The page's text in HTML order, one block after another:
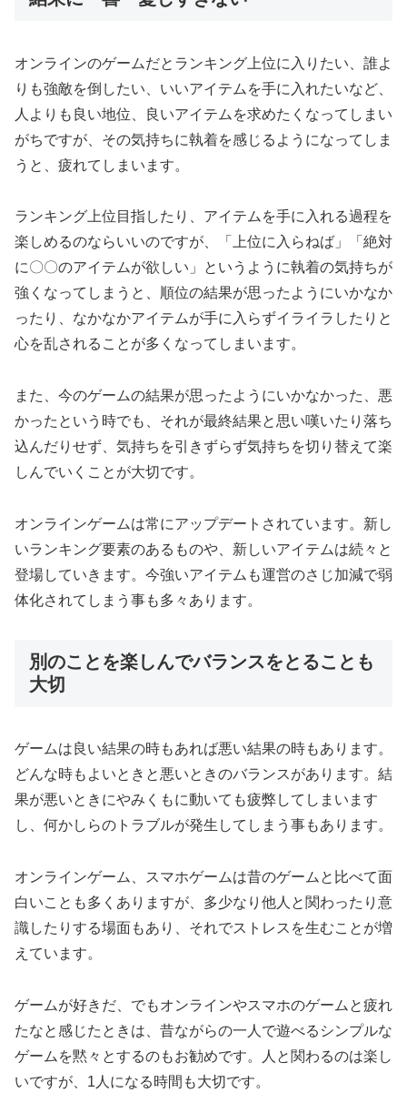
オンラインのゲームだとランキング上位に入りたい、誰よ
りも強敵を倒したい、いいアイテムを手に入れたいなど、
人よりも良い地位、良いアイテムを求めたくなってしまい
がちですが、その気持ちに執着を感じるようになってしま
うと、疲れてしまいます。
ランキング上位目指したり、アイテムを手に入れる過程を
楽しめるのならいいのですが、「上位に入らねば」「絶対
に〇〇のアイテムが欲しい」というように執着の気持ちが
強くなってしまうと、順位の結果が思ったようにいかなか
ったり、なかなかアイテムが手に入らずイライラしたりと
心を乱されることが多くなってしまいます。
また、今のゲームの結果が思ったようにいかなかった、悪
かったという時でも、それが最終結果と思い嘆いたり落ち
込んだりせず、気持ちを引きずらず気持ちを切り替えて楽
しんでいくことが大切です。
オンラインゲームは常にアップデートされています。新し
いランキング要素のあるものや、新しいアイテムは続々と
登場していきます。今強いアイテムも運営のさじ加減で弱
体化されてしまう事も多々あります。
別のことを楽しんでバランスをとることも
大切
ゲームは良い結果の時もあれば悪い結果の時もあります。
どんな時もよいときと悪いときのバランスがあります。結
果が悪いときにやみくもに動いても疲弊してしまいます
し、何かしらのトラブルが発生してしまう事もあります。
オンラインゲーム、スマホゲームは昔のゲームと比べて面
白いことも多くありますが、多少なり他人と関わったり意
識したりする場面もあり、それでストレスを生むことが増
えています。
ゲームが好きだ、でもオンラインやスマホのゲームと疲れ
たなと感じたときは、昔ながらの一人で遊べるシンプルな
ゲームを黙々とするのもお勧めです。人と関わるのは楽し
いですが、1人になる時間も大切です。